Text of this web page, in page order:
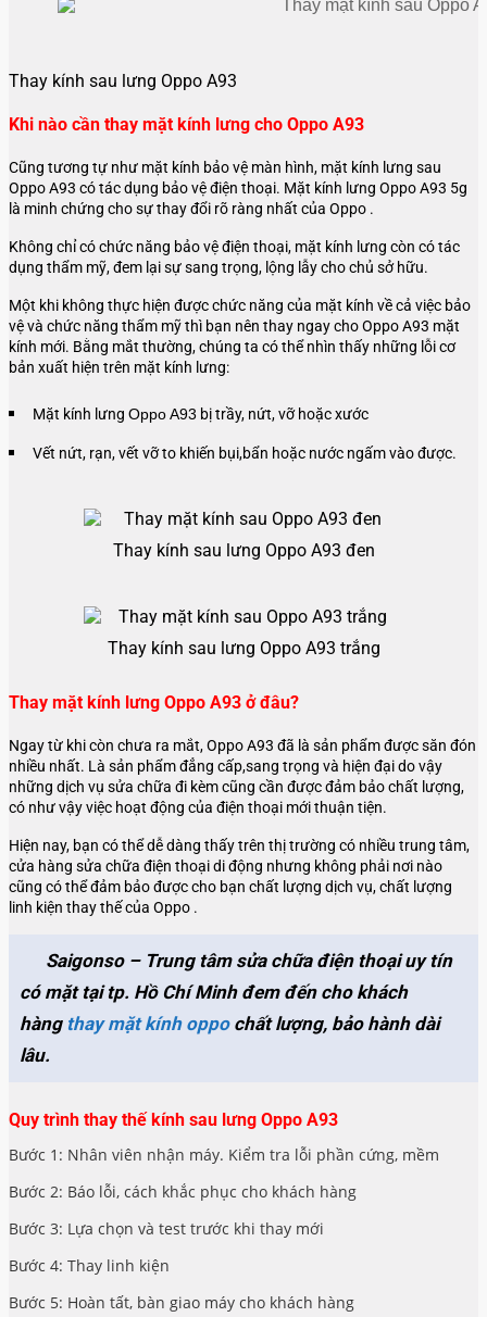
Thay kính sau lưng Oppo A93
Khi nào cần thay mặt kính lưng cho Oppo A93
Cũng tương tự như mặt kính bảo vệ màn hình, mặt kính lưng sau
Oppo A93 có tác dụng bảo vệ điện thoại. Mặt kính lưng Oppo A93 5g
là minh chứng cho sự thay đổi rõ ràng nhất của Oppo .
Không chỉ có chức năng bảo vệ điện thoại, mặt kính lưng còn có tác
dụng thẩm mỹ, đem lại sự sang trọng, lộng lẫy cho chủ sở hữu.
Một khi không thực hiện được chức năng của mặt kính về cả việc bảo
vệ và chức năng thẩm mỹ thì bạn nên thay ngay cho Oppo A93 mặt
kính mới. Bằng mắt thường, chúng ta có thể nhìn thấy những lỗi cơ
bản xuất hiện trên mặt kính lưng:
Mặt kính lưng Oppo A93 bị trầy, nứt, vỡ hoặc xước
Vết nứt, rạn, vết vỡ to khiến bụi,bẩn hoặc nước ngấm vào được.
Thay kính sau lưng Oppo A93 đen
Thay kính sau lưng Oppo A93 trắng
Thay mặt kính lưng Oppo A93 ở đâu?
Ngay từ khi còn chưa ra mắt, Oppo A93 đã là sản phẩm được săn đón
nhiều nhất. Là sản phẩm đẳng cấp,sang trọng và hiện đại do vậy
những dịch vụ sửa chữa đi kèm cũng cần được đảm bảo chất lượng,
có như vậy việc hoạt động của điện thoại mới thuận tiện.
Hiện nay, bạn có thể dễ dàng thấy trên thị trường có nhiều trung tâm,
cửa hàng sửa chữa điện thoại di động nhưng không phải nơi nào
cũng có thể đảm bảo được cho bạn chất lượng dịch vụ, chất lượng
linh kiện thay thế của Oppo .
Saigonso – Trung tâm sửa chữa điện thoại uy tín
có mặt tại tp. Hồ Chí Minh đem đến cho khách
hàng thay mặt kính oppochất lượng, bảo hành dài
lâu.
Quy trình thay thế kính sau lưng Oppo A93
Bước 1: Nhân viên nhận máy. Kiểm tra lỗi phần cứng, mềm
Bước 2: Báo lỗi, cách khắc phục cho khách hàng
Bước 3: Lựa chọn và test trước khi thay mới
Bước 4: Thay linh kiện
Bước 5: Hoàn tất, bàn giao máy cho khách hàng